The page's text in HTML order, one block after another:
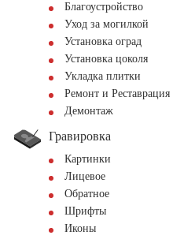
Благоустройство
Уход за могилкой
Установка оград
Установка цоколя
Укладка плитки
Ремонт и Реставрация
Демонтаж
Гравировка
Картинки
Лицевое
Обратное
Шрифты
Иконы